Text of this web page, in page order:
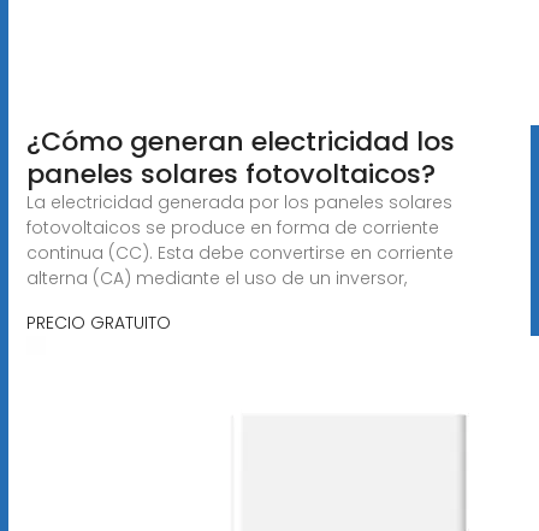
¿Cómo generan electricidad los
paneles solares fotovoltaicos?
La electricidad generada por los paneles solares
fotovoltaicos se produce en forma de corriente
continua (CC). Esta debe convertirse en corriente
alterna (CA) mediante el uso de un inversor,
PRECIO GRATUITO